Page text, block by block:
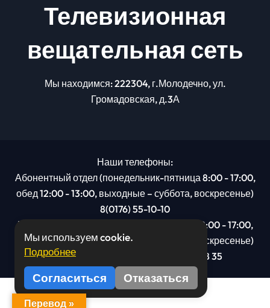
Телевизионная
вещательная сеть
Мы находимся: 222304, г.Молодечно, ул.
Громадовская, д.3А
Наши телефоны:
Абонентный отдел (понедельник-пятница 8:00 - 17:00,
обед 12:00 - 13:00, выходные – суббота, воскресенье)
8(0176) 55-10-10
Рекламный отдел (понедельник-пятница 8:00 - 17:00,
обед 12:00 - 13:00, выходные – суббота, воскресенье)
8(0176): 54 95 80, МТС +375 29 201 78 35
Мы используем cookie.
Подробнее
Согласиться Отказаться
Перевод »